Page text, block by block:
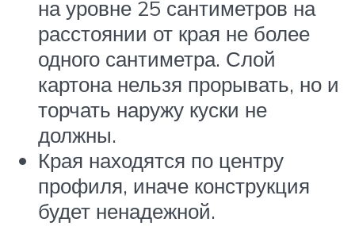
на уровне 25 сантиметров на
расстоянии от края не более
одного сантиметра. Слой
картона нельзя прорывать, но и
торчать наружу куски не
должны.
Края находятся по центру
профиля, иначе конструкция
будет ненадежной.